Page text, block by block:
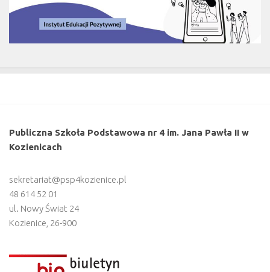
Publiczna Szkoła Podstawowa nr 4 im. Jana Pawła II w
Kozienicach
sekretariat@psp4kozienice.pl
48 614 52 01
ul. Nowy Świat 24
Kozienice 26-900